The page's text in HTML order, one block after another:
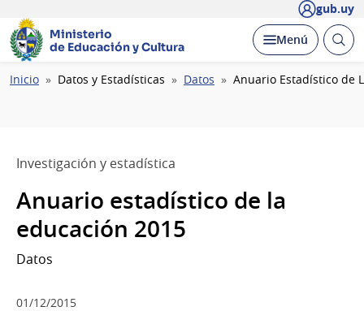
gub.uy
Ministerio
de Educación y Cultura
Desplegar
Menú Abrir
Ruta
Inicio Datos y Estadísticas Datos Anuario Estadístico de
Investigación y estadística
Anuario estadístico de la
educación 2015
Datos
01/12/2015